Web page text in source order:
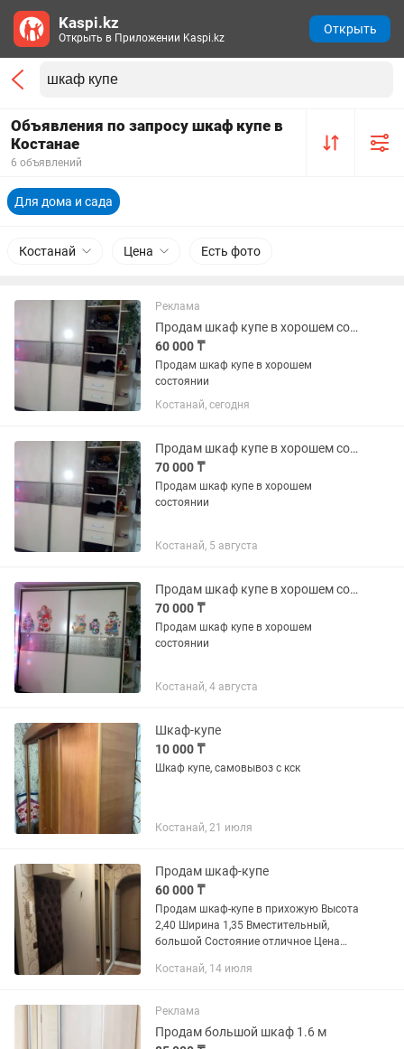
Объявления по запросу шкаф купе в
Костанае
6 объявлений
Для дома и сада
Костанай Цена Есть фото
Реклама
Продам шкаф купе в хорошем состоянии
60 000 ₸
Продам шкаф купе в хорошем
состоянии
Костанай, сегодня
Продам шкаф купе в хорошем состоянии
70 000 ₸
Продам шкаф купе в хорошем
состоянии
Костанай, 5 августа
Продам шкаф купе в хорошем состоянии
70 000 ₸
Продам шкаф купе в хорошем
состоянии
Костанай, 4 августа
Шкаф-купе
10 000 ₸
Шкаф купе, самовывоз с кск
Костанай, 21 июля
Продам шкаф-купе
60 000 ₸
Продам шкаф-купе в прихожую Высота
2,40 Ширина 1,35 Вместительный,
большой Состояние отличное Цена
Костанай, 14 июля
Реклама
Продам большой шкаф 1.6 м
Kaspi.kz
Открыть в Приложении Kaspi.kz
Открыть